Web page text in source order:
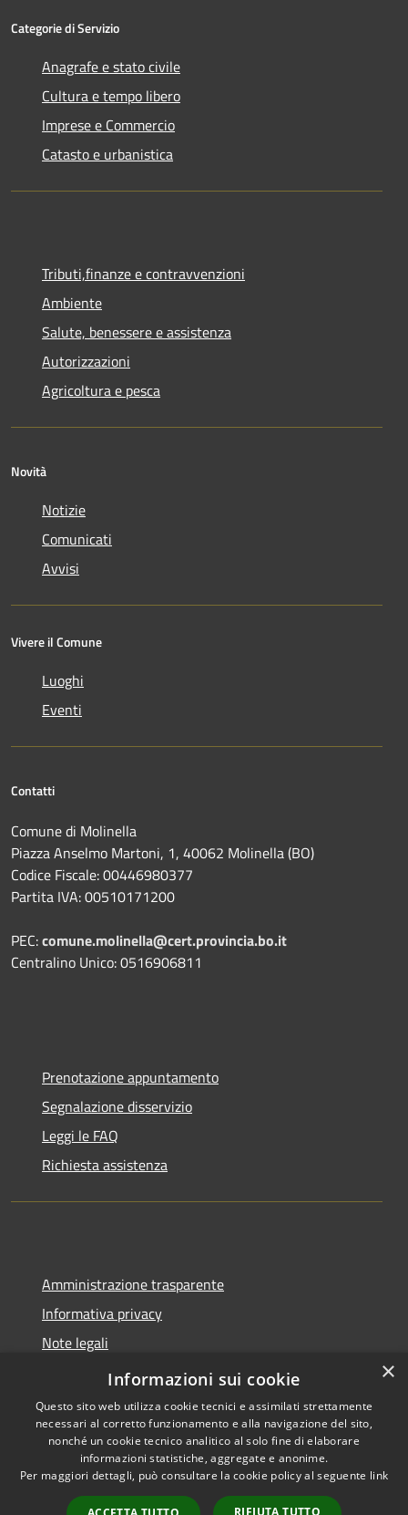
Categorie di Servizio
Anagrafe e stato civile
Cultura e tempo libero
Imprese e Commercio
Catasto e urbanistica
Tributi,finanze e contravvenzioni
Ambiente
Salute, benessere e assistenza
Autorizzazioni
Agricoltura e pesca
Novità
Notizie
Comunicati
Avvisi
Vivere il Comune
Luoghi
Eventi
Contatti
Comune di Molinella
Piazza Anselmo Martoni, 1, 40062 Molinella (BO)
Codice Fiscale: 00446980377
Partita IVA: 00510171200
PEC:comune.molinella@cert.provincia.bo.it
Centralino Unico: 0516906811
Prenotazione appuntamento
Segnalazione disservizio
Leggi le FAQ
Richiesta assistenza
Amministrazione trasparente
Informativa privacy
Note legali
Dichiarazione di accessibilità
Accessibilità
Copyright © 2026 • Comune di
Molinella • Powered by
Municipium• Accesso
×
Informazioni sui cookie
Questo sito web utilizza cookie tecnici e assimilati strettamente
necessari al corretto funzionamento e alla navigazione del sito,
nonché un cookie tecnico analitico al solo fine di elaborare
informazioni statistiche, aggregate e anonime.
Per maggiori dettagli, può consultare la cookie policy al seguente link
RIFIUTA TUTTO